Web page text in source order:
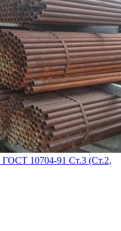
ГОСТ 10704-91 Ст.3 (Ст.2,